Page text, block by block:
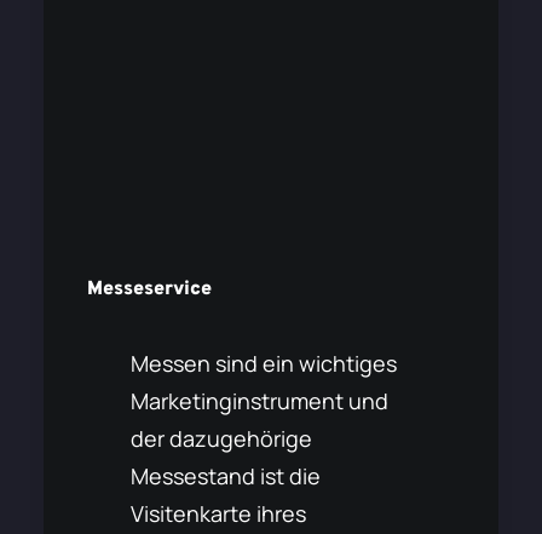
Messeservice
Messen sind ein wichtiges
Marketinginstrument und
der dazugehörige
Messestand ist die
Visitenkarte ihres